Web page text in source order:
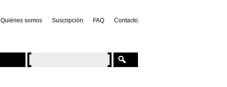
Quiénes somos Suscripción FAQ Contacto